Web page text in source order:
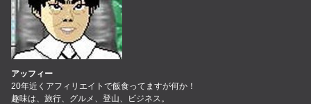
アッフィー
20年近くアフィリエイトで飯食ってますが何か！
趣味は、旅行、グルメ、登山、ビジネス。